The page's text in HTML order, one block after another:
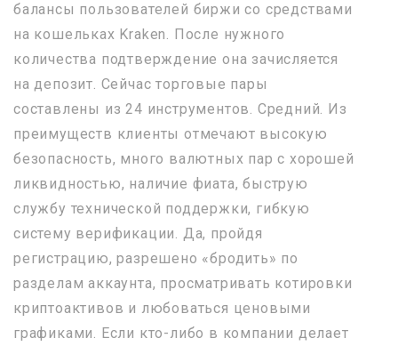
балансы пользователей биржи со средствами
на кошельках Kraken. После нужного
количества подтверждение она зачисляется
на депозит. Сейчас торговые пары
составлены из 24 инструментов. Средний. Из
преимуществ клиенты отмечают высокую
безопасность, много валютных пар с хорошей
ликвидностью, наличие фиата, быструю
службу технической поддержки, гибкую
систему верификации. Да, пройдя
регистрацию, разрешено «бродить» по
разделам аккаунта, просматривать котировки
криптоактивов и любоваться ценовыми
графиками. Если кто-либо в компании делает